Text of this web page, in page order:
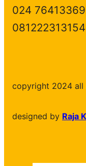
024
081222313154
copyright 2024 all
designed by Raja